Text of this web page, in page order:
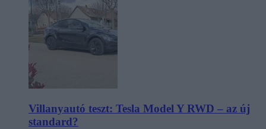
Villanyautó teszt: Tesla Model Y RWD – az új
standard?